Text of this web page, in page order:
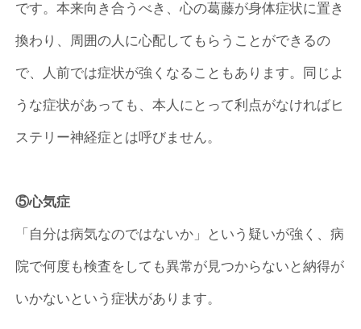
です。本来向き合うべき、心の葛藤が身体症状に置き
換わり、周囲の人に心配してもらうことができるの
で、人前では症状が強くなることもあります。同じよ
うな症状があっても、本人にとって利点がなければヒ
ステリー神経症とは呼びません。
⑤心気症
「自分は病気なのではないか」という疑いが強く、病
院で何度も検査をしても異常が見つからないと納得が
いかないという症状があります。